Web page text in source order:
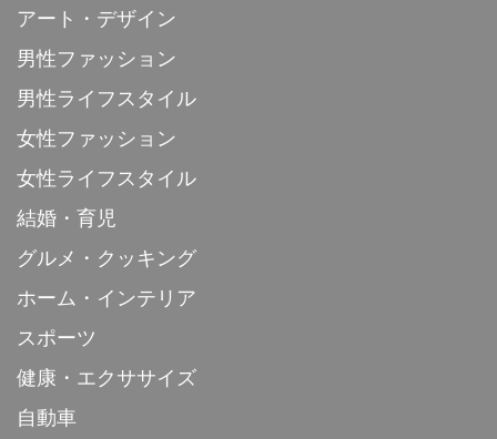
アート・デザイン
男性ファッション
男性ライフスタイル
女性ファッション
女性ライフスタイル
結婚・育児
グルメ・クッキング
ホーム・インテリア
スポーツ
健康・エクササイズ
自動車